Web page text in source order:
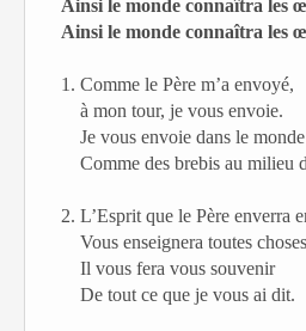
Ainsi le monde connaîtra les
Ainsi le monde connaîtra les
1. Comme le Père m’a envoyé,
à mon tour, je vous envoie.
Je vous envoie dans le monde
Comme des brebis au milieu
2. L’Esprit que le Père enverra
Vous enseignera toutes
Il vous fera vous souvenir
De tout ce que je vous ai dit.